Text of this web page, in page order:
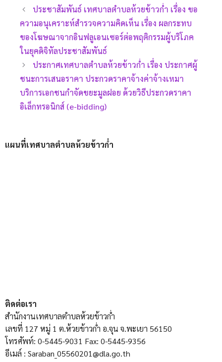
ประชาสัมพันธ์ เทศบาลตำบลห้วยข้าวก่ำ เรื่อง ขอ
ความอนุเคราะห์สำรวจความคิดเห็น เรื่อง ผลกระทบ
ของโฆษณาจากอินฟลูเอนเซอร์ต่อพฤติกรรมผู้บริโภค
ในยุคดิจิทัลประชาสัมพันธ์
ประกาศเทศบาลตำบลห้วยข้าวก่ำ เรื่อง ประกาศผู้
ชนะการเสนอราคา ประกวดราคาจ้างค่าจ้างเหมา
บริการเอกชนกำจัดขยะมูลฝอย ด้วยวิธีประกวดราคา
อิเล็กทรอนิกส์ (e-bidding)
แผนที่เทศบาลตำบลห้วยข้าวก่ำ
ติดต่อเรา
สำนักงานเทศบาลตำบลห้วยข้าวก่ำ
เลขที่ 127 หมู่ 1 ต.ห้วยข้าวก่ำ อ.จุน จ.พะเยา 56150
โทรศัพท์: 0-5445-9031 Fax: 0-5445-9356
อีเมล์ : Saraban_05560201@dla.go.th